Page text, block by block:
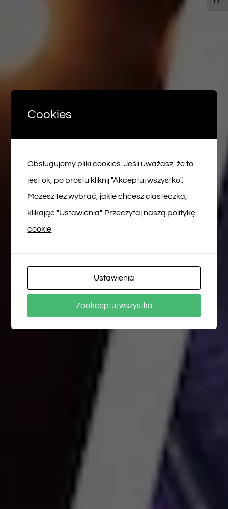
Cookies
Obsługujemy pliki cookies. Jeśli uważasz, że to
jest ok, po prostu kliknij "Akceptuj wszystko".
Możesz też wybrać, jakie chcesz ciasteczka,
klikając "Ustawienia". Przeczytaj naszą politykę
cookie
Ustawienia
Zaakceptuj wszystko